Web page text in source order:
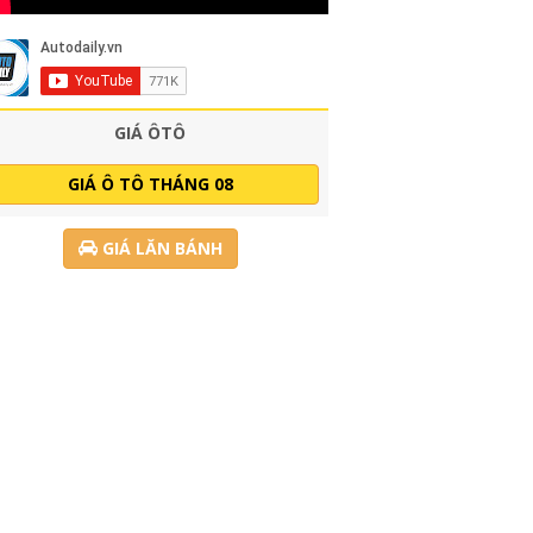
GIÁ ÔTÔ
GIÁ Ô TÔ THÁNG 08
GIÁ LĂN BÁNH